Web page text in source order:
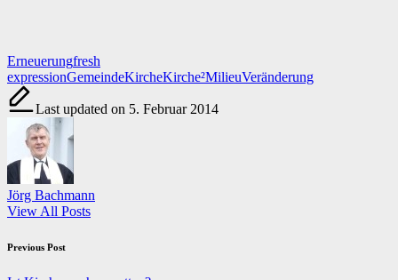
Tags:
Erneuerungfresh
expressionGemeindeKircheKirche²MilieuVeränderung
Last updated on 5. Februar 2014
Jörg Bachmann
View All Posts
Post
Previous Post